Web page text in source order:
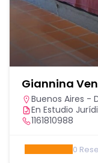
Giannina
Buenos Aires -
En Estudio
1161810988
0